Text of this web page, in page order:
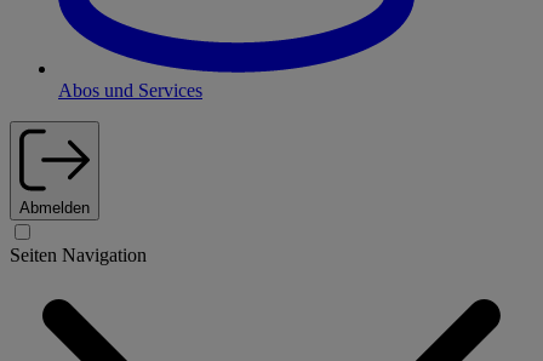
Abos und Services
Abmelden
Seiten Navigation